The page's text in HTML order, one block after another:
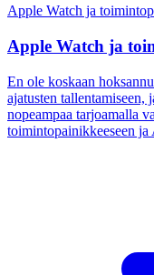
Apple Watch ja
Apple Watch ja
En ole koskaan
ajatusten tallentamiseen,
nopeampaa tarjoamalla
toimintopainikkeeseen